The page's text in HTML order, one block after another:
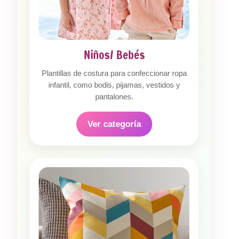
Niños/ Bebés
Plantillas de costura para confeccionar ropa
infantil, como bodis, pijamas, vestidos y
pantalones.
Ver categoría